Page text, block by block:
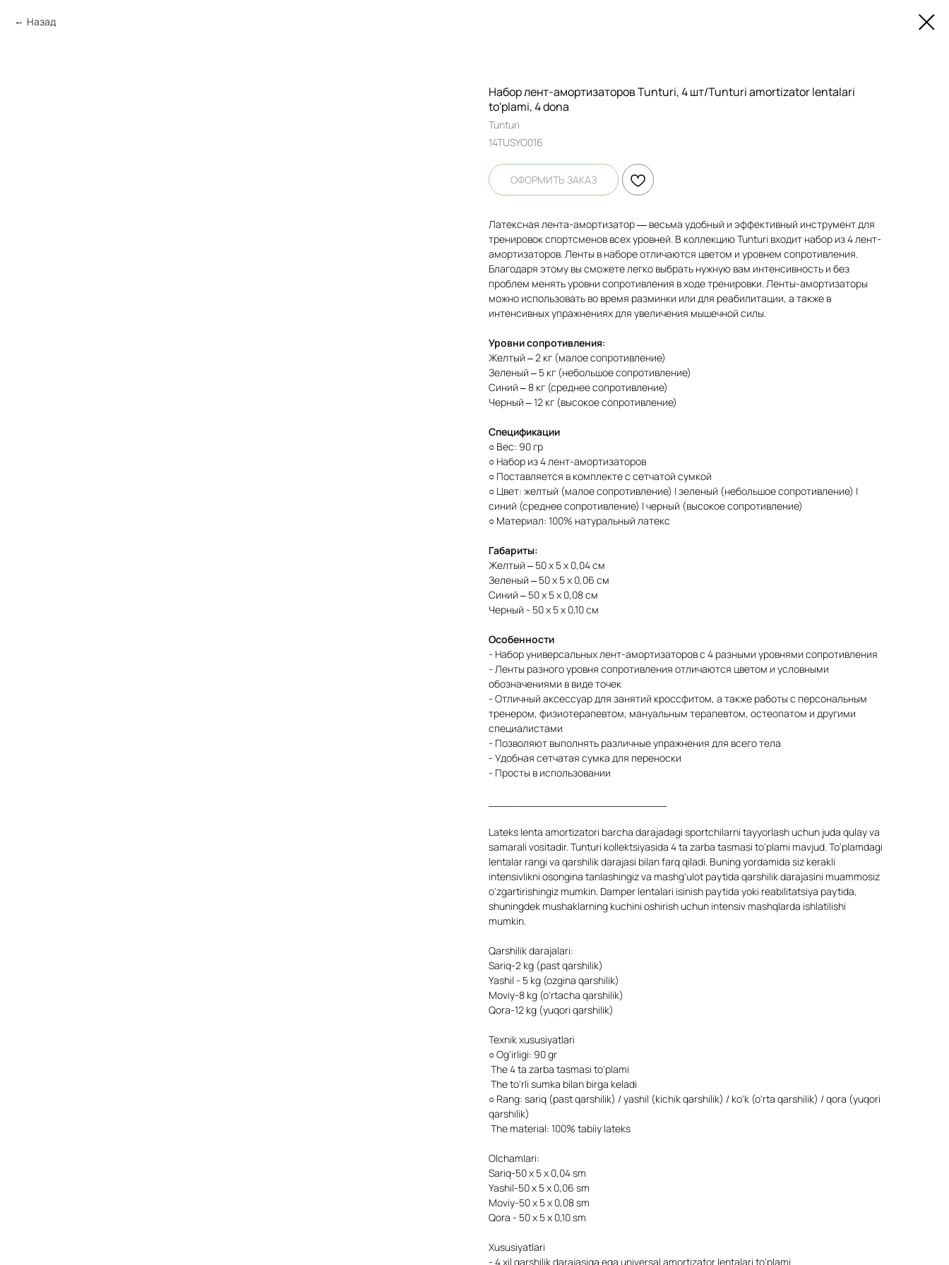
Назад
Набор лент-амортизаторов Tunturi, 4 шт/Tunturi amortizator lentalari
to'plami, 4 dona
Tunturi
14TUSYO016
ОФОРМИТЬ ЗАКАЗ
Латексная лента-амортизатор — весьма удобный и эффективный инструмент для
тренировок спортсменов всех уровней. В коллекцию Tunturi входит набор из 4 лент-
амортизаторов. Ленты в наборе отличаются цветом и уровнем сопротивления.
Благодаря этому вы сможете легко выбрать нужную вам интенсивность и без
проблем менять уровни сопротивления в ходе тренировки. Ленты-амортизаторы
можно использовать во время разминки или для реабилитации, а также в
интенсивных упражнениях для увеличения мышечной силы.
Уровни сопротивления:
Желтый – 2 кг (малое сопротивление)
Зеленый – 5 кг (небольшое сопротивление)
Синий – 8 кг (среднее сопротивление)
Черный – 12 кг (высокое сопротивление)
Спецификации
○ Вес: 90 гр
○ Набор из 4 лент-амортизаторов
○ Поставляется в комплекте с сетчатой ​​сумкой
○ Цвет: желтый (малое сопротивление) | зеленый (небольшое сопротивление) |
синий (среднее сопротивление) | черный (высокое сопротивление)
○ Материал: 100% натуральный латекс
Габариты:
Желтый – 50 х 5 х 0,04 см
Зеленый – 50 х 5 х 0,06 см
Синий – 50 х 5 х 0,08 см
Черный - 50 х 5 х 0,10 см
Особенности
- Набор универсальных лент-амортизаторов с 4 разными уровнями сопротивления
- Ленты разного уровня сопротивления отличаются цветом и условными
обозначениями в виде точек
- Отличный аксессуар для занятий кроссфитом, а также работы с персональным
тренером, физиотерапевтом, мануальным терапевтом, остеопатом и другими
специалистами
- Позволяют выполнять различные упражнения для всего тела
- Удобная сетчатая ​​сумка для переноски
- Просты в использовании
Lateks lenta amortizatori barcha darajadagi sportchilarni tayyorlash uchun juda qulay va
samarali vositadir. Tunturi kollektsiyasida 4 ta zarba tasmasi to'plami mavjud. To'plamdagi
lentalar rangi va qarshilik darajasi bilan farq qiladi. Buning yordamida siz kerakli
intensivlikni osongina tanlashingiz va mashg'ulot paytida qarshilik darajasini muammosiz
o'zgartirishingiz mumkin. Damper lentalari isinish paytida yoki reabilitatsiya paytida,
shuningdek mushaklarning kuchini oshirish uchun intensiv mashqlarda ishlatilishi
mumkin.
Qarshilik darajalari:
Sariq-2 kg (past qarshilik)
Yashil - 5 kg (ozgina qarshilik)
Moviy-8 kg (o'rtacha qarshilik)
Qora-12 kg (yuqori qarshilik)
Texnik xususiyatlari
○ Og'irligi: 90 gr
The 4 ta zarba tasmasi to'plami
The to'rli sumka bilan birga keladi
○ Rang: sariq (past qarshilik) / yashil (kichik qarshilik) / ko'k (o'rta qarshilik) / qora (yuqori
qarshilik)
The material: 100% tabiiy lateks
Olchamlari:
Sariq-50 x 5 x 0,04 sm
Yashil-50 x 5 x 0,06 sm
Moviy-50 x 5 x 0,08 sm
Qora - 50 x 5 x 0,10 sm
Xususiyatlari
- 4 xil qarshilik darajasiga ega universal amortizator lentalari to'plami